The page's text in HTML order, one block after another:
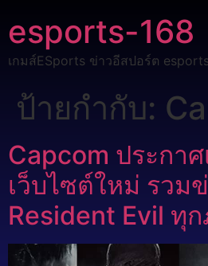
esports-168
เกมส์ESports ข่าวอีสปอร์ต
ป้ายกำกับ:
Capcom ประกา
เว็บไซต์ใหม่ รวม
Resident Evil ทุ